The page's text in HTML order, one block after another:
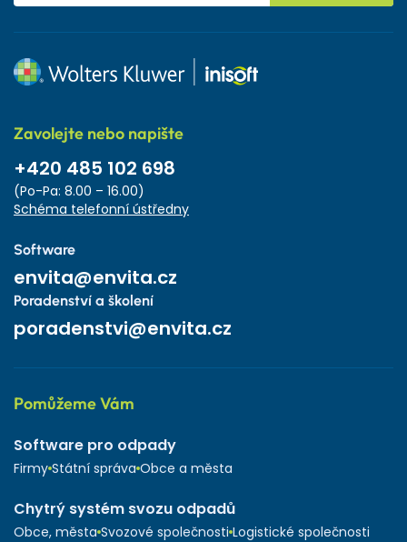
Zavolejte nebo napište
+420 485 102 698
(Po-Pa: 8.00 – 16.00)
Schéma telefonní ústředny
Software
envita@envita.cz
Poradenství a školení
poradenstvi@envita.cz
Pomůžeme Vám
Software pro odpady
Firmy Státní správa Obce a města
Chytrý systém svozu odpadů
Obce, města Svozové společnosti Logistické společnosti